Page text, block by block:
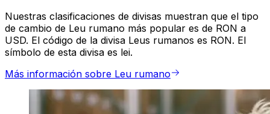
Nuestras clasificaciones de divisas muestran que el tipo
de cambio de Leu rumano más popular es de RON a
USD. El código de la divisa Leus rumanos es RON. El
símbolo de esta divisa es lei.
Más información sobre Leu rumano